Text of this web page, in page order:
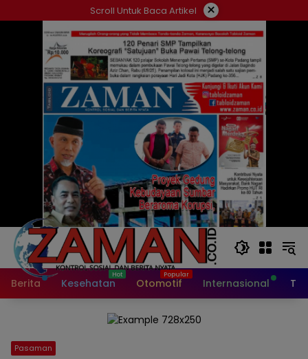
ke
Scroll Untuk Baca Artikel ×
Berita Kesehatan Otomotif Internasional
Pasaman